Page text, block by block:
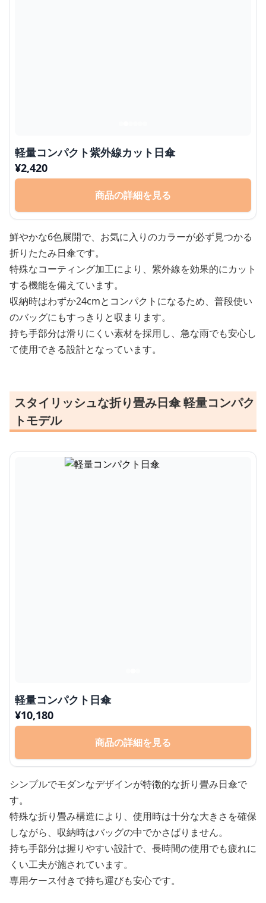
軽量コンパクト紫外線カット日傘
¥2,420
商品の詳細を見る
鮮やかな6色展開で、お気に入りのカラーが必ず見つかる
折りたたみ日傘です。
特殊なコーティング加工により、紫外線を効果的にカット
する機能を備えています。
収納時はわずか24cmとコンパクトになるため、普段使い
のバッグにもすっきりと収まります。
持ち手部分は滑りにくい素材を採用し、急な雨でも安心し
て使用できる設計となっています。
スタイリッシュな折り畳み日傘 軽量コンパク
トモデル
軽量コンパクト日傘
¥10,180
商品の詳細を見る
シンプルでモダンなデザインが特徴的な折り畳み日傘で
す。
特殊な折り畳み構造により、使用時は十分な大きさを確保
しながら、収納時はバッグの中でかさばりません。
持ち手部分は握りやすい設計で、長時間の使用でも疲れに
くい工夫が施されています。
専用ケース付きで持ち運びも安心です。